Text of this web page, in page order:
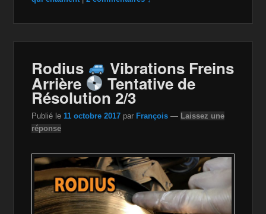
o
k
W
is
h
st
k
Rodius Vibrations Freins
Arrière Tentative de
Résolution 2/3
Publié le11 octobre 2017 par François — Laissez une
réponse